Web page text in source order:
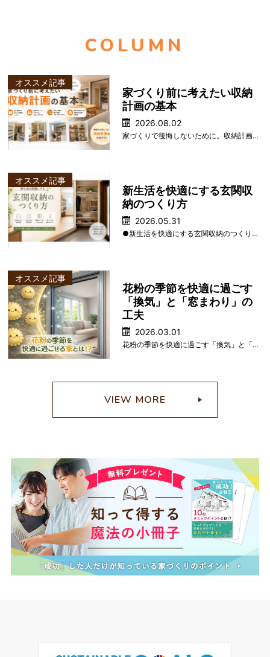
K
COLUMN
オススメ記事
家づくり前に考えたい収納
計画の基本
2026.08.02
家づくりで後悔しないために。収納計画は「間取り」と同じくらい大切です。 暮らしやすい家は収 ･･･
オススメ記事
新生活を快適にする玄関収
納のつくり方
2026.05.31
●新生活を快適にする玄関収納のつくり方 【家づくりで後悔しない収納計画のポイント】 春は入 ･･･
オススメ記事
花粉の季節を快適に過ごす
「換気」と「窓まわり」の
工夫
2026.03.01
花粉の季節を快適に過ごす「換気」と「窓まわり」の工夫 ― 2026年の花粉状況を踏まえた、 ･･･
VIEW MORE